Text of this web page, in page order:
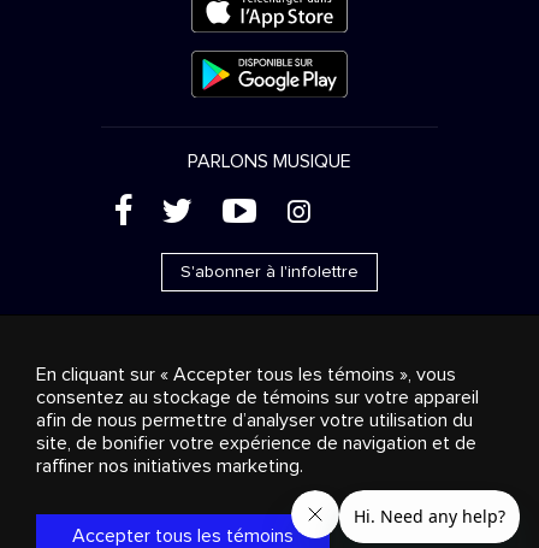
PARLONS MUSIQUE
( ' + &
S'abonner à l'infolettre
Ventes publicitaires
Diffusion & distribution
Consommateurs
Solutions d’affaires Radio
propos
Cookies settings
© 2018-2025 Groupe Stingray Inc. Tous droits réservés.
, VOS AMBIANCES MUSICALES
et les autres
marques et logos reliés sont des marques de commerce du
En cliquant sur « Accepter tous les témoins », vous
consentez au stockage de témoins sur votre appareil
afin de nous permettre d’analyser votre utilisation du
site, de bonifier votre expérience de navigation et de
raffiner nos initiatives marketing.
Accepter tous les témoins